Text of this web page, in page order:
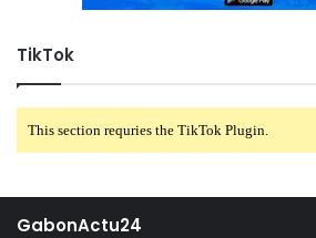
TikTok
This section requries the TikTok Plugin.
GabonActu24